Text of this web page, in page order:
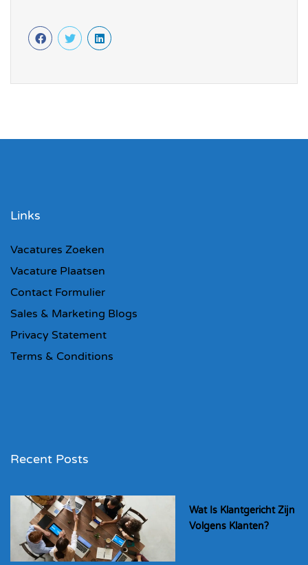
Links
Vacatures Zoeken
Vacature Plaatsen
Contact Formulier
Sales & Marketing Blogs
Privacy Statement
Terms & Conditions
Recent Posts
Wat Is Klantgericht Zijn
Volgens Klanten?